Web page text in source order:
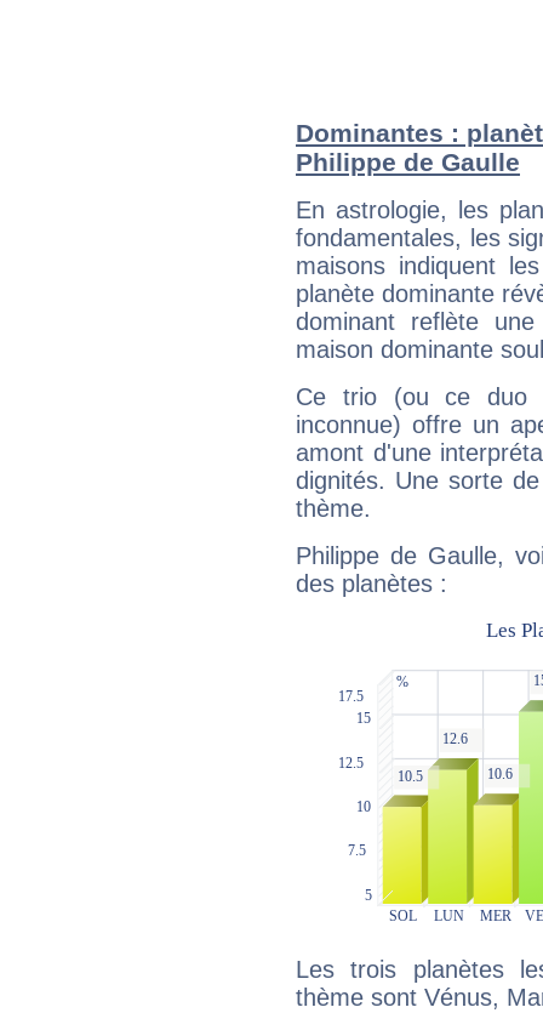
Dominantes :
Philippe de Gaulle
En astrologie, les
fondamentales, les
maisons indiquent
planète dominante
dominant reflète
maison dominante
Ce trio (ou ce duo
inconnue) offre un
amont d'une
dignités. Une sorte
thème.
Philippe de Gaulle,
des planètes :
Les trois planètes
thème sont Vénus,